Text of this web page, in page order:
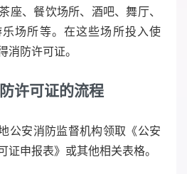
座、餐饮场所、酒吧、舞厅、
场所等。在这些场所投入使
消防许可证。
许可证的流程
公安消防监督机构领取《公安
证申报表》或其他相关表格。